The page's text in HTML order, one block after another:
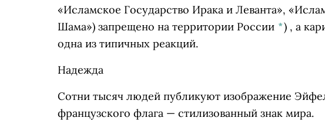
«Исламское Государство Ирака и Леванта»,
Шама») запрещено на территории России *) , а
одна из типичных реакций.
Надежда
Сотни тысяч людей публикуют изображение
французского флага — стилизованный знак мира.